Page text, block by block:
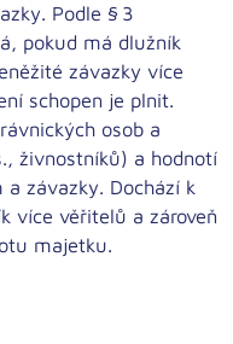
Podle § 3
pokud má dlužník
závazky více
schopen je plnit.
osob a
živnostníků) a hodnotí
závazky. Dochází k
více věřitelů a zároveň
majetku.